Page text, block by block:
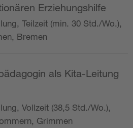
Erziehungshilfe
Teilzeit (min. 30 Std./Wo.),
Bremen
als Kita-Leitung
Vollzeit (38,5 Std./Wo.),
Grimmen